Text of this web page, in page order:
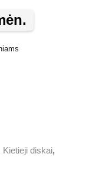
Kietieji diskai,